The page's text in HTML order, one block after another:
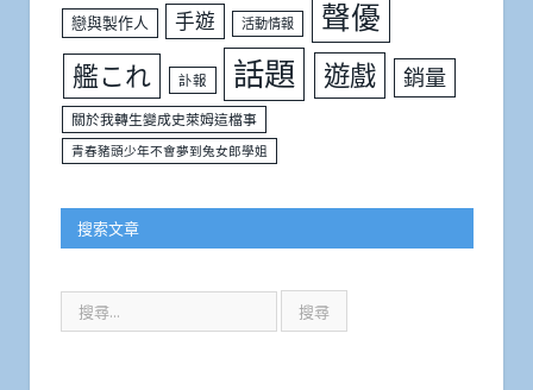
戀與製作人 手遊 活動情報 聲優
艦これ 訃報 話題 遊戲 銷量
關於我轉生變成史萊姆這檔事
青春豬頭少年不會夢到兔女郎學姐
搜索文章